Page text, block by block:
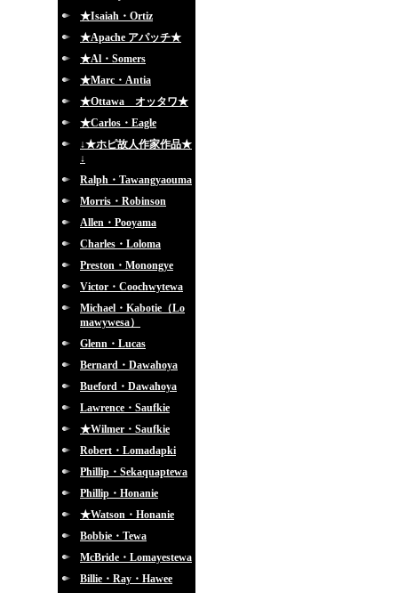
★Isaiah・Ortiz
★Apache アパッチ★
★Al・Somers
★Marc・Antia
★Ottawa オッタワ★
★Carlos・Eagle
↓★ホピ故人作家作品★
↓
Ralph・Tawangyaouma
Morris・Robinson
Allen・Pooyama
Charles・Loloma
Preston・Monongye
Victor・Coochwytewa
Michael・Kabotie（Lo
mawywesa）
Glenn・Lucas
Bernard・Dawahoya
Bueford・Dawahoya
Lawrence・Saufkie
★Wilmer・Saufkie
Robert・Lomadapki
Phillip・Sekaquaptewa
Phillip・Honanie
★Watson・Honanie
Bobbie・Tewa
McBride・Lomayestewa
Billie・Ray・Hawee